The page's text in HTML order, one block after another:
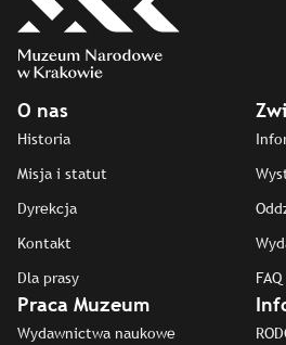
O nas
Historia
Misja i statut
Dyrekcja
Kontakt
Dla prasy
FAQ
Praca Muzeum
Wydawnictwa naukowe